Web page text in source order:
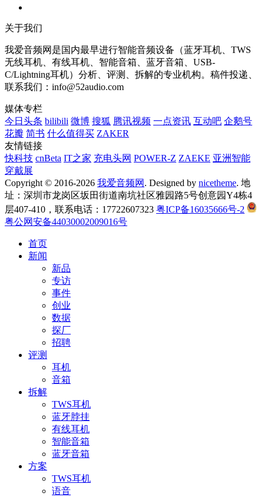
关于我们
我爱音频网是国内最早进行智能音频设备（蓝牙耳机、TWS
无线耳机、有线耳机、智能音箱、蓝牙音箱、USB-
C/Lightning耳机）分析、评测、拆解的专业机构。稿件投递、
联系我们：info@52audio.com
媒体专栏
今日头条 bilibili 微博 搜狐 腾讯视频 一点资讯 互动吧 企鹅号
花瓣 简书 什么值得买 ZAKER
友情链接
快科技 cnBeta IT之家 充电头网 POWER-Z ZAEKE 亚洲智能
穿戴展
Copyright © 2016-2026 我爱音频网 . Designed by nicetheme. 地
址：深圳市龙岗区坂田街道南坑社区雅园路5号创意园Y4栋4
层407-410，联系电话：17722607323 粤ICP备16035666号-2
粤公网安备44030002009016号
首页
新闻
新品
专访
事件
创业
数据
探厂
招聘
评测
耳机
音箱
拆解
TWS耳机
蓝牙脖挂
有线耳机
智能音箱
蓝牙音箱
方案
TWS耳机
语音